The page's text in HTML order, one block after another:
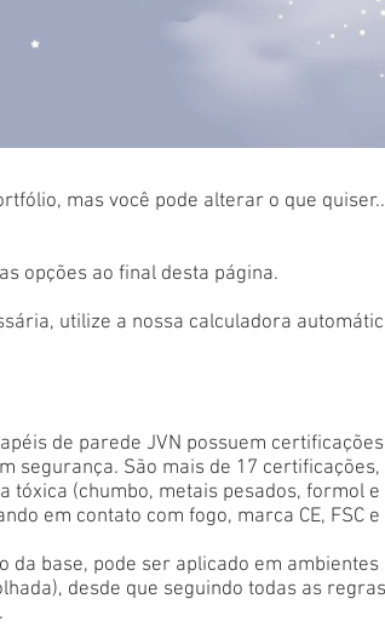
mas você pode alterar o que
opções ao final desta página.
utilize a nossa calculadora
de parede JVN possuem
segurança. São mais de 17
tóxica (chumbo, metais pesados, formol
em contato com fogo, marca CE, FSC
base, pode ser aplicado em
desde que seguindo todas as